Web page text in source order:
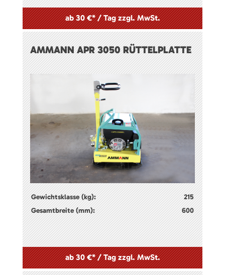
ab 30 €* / Tag zzgl. MwSt.
AMMANN APR 3050 RÜTTELPLATTE
Gewichtsklasse (kg):
215
Gesamtbreite (mm):
600
ab 30 €* / Tag zzgl. MwSt.